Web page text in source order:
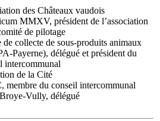
des Châteaux vaudois
MMXV, président de l’association
de pilotage
de collecte de sous-produits animaux
Payerne), délégué et président du
intercommunal
de la Cité
membre du conseil intercommunal
Vully, délégué